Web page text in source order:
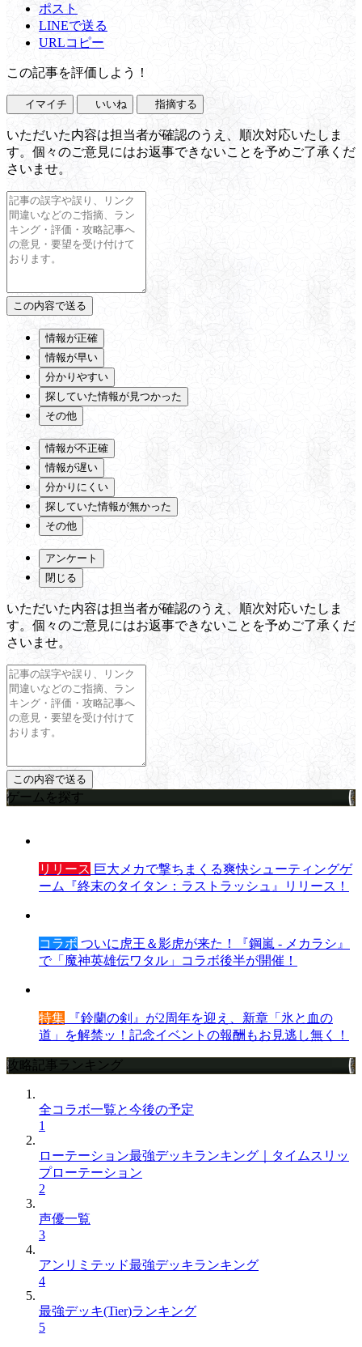
ポスト
LINEで送る
URLコピー
この記事を評価しよう！
イマイチ いいね 指摘する
いただいた内容は担当者が確認のうえ、順次対応いたしま
す。個々のご意見にはお返事できないことを予めご了承くだ
さいませ。
情報が正確
情報が早い
分かりやすい
探していた情報が見つかった
その他
情報が不正確
情報が遅い
分かりにくい
探していた情報が無かった
その他
アンケート
閉じる
いただいた内容は担当者が確認のうえ、順次対応いたしま
す。個々のご意見にはお返事できないことを予めご了承くだ
さいませ。
ゲームを探す
リリース 巨大メカで撃ちまくる爽快シューティングゲ
ーム『終末のタイタン：ラストラッシュ』リリース！
コラボ ついに虎王＆影虎が来た！『鋼嵐 - メカラシ』
で「魔神英雄伝ワタル」コラボ後半が開催！
特集 『鈴蘭の剣』が2周年を迎え、新章「氷と血の
道」を解禁ッ！記念イベントの報酬もお見逃し無く！
攻略記事ランキング
全コラボ一覧と今後の予定
1
ローテーション最強デッキランキング｜タイムスリッ
プローテーション
2
声優一覧
3
アンリミテッド最強デッキランキング
4
最強デッキ(Tier)ランキング
5